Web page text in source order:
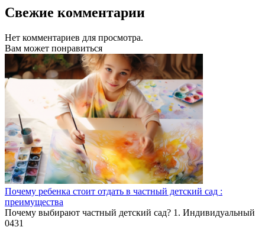
Свежие комментарии
Нет комментариев для просмотра.
Вам может понравиться
Почему ребенка стоит отдать в частный детский сад :
преимущества
Почему выбирают частный детский сад? 1. Индивидуальный
0431